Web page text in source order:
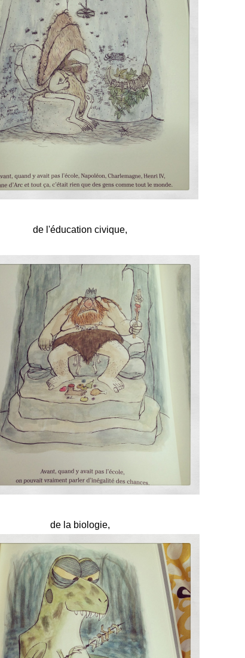
de l'éducation civique,
de la biologie,